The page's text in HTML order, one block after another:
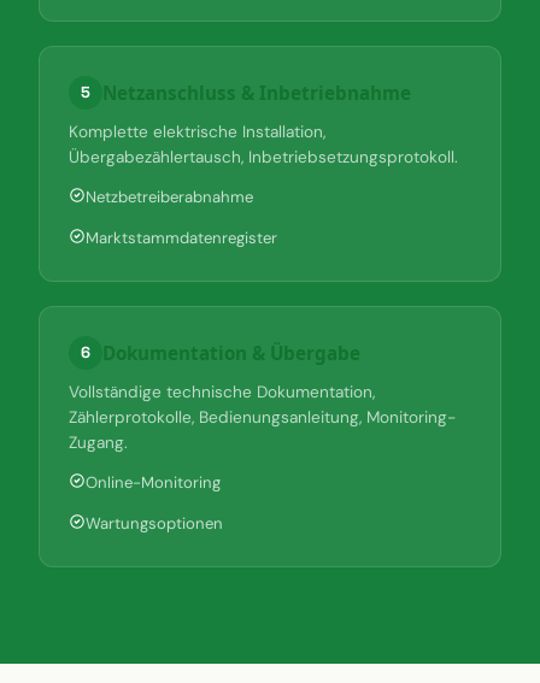
5 Netzanschluss & Inbetriebnahme
Komplette elektrische Installation,
Übergabezählertausch, Inbetriebsetzungsprotokoll.
Netzbetreiberabnahme
Marktstammdatenregister
6 Dokumentation & Übergabe
Vollständige technische Dokumentation,
Zählerprotokolle, Bedienungsanleitung, Monitoring-
Zugang.
Online-Monitoring
Wartungsoptionen